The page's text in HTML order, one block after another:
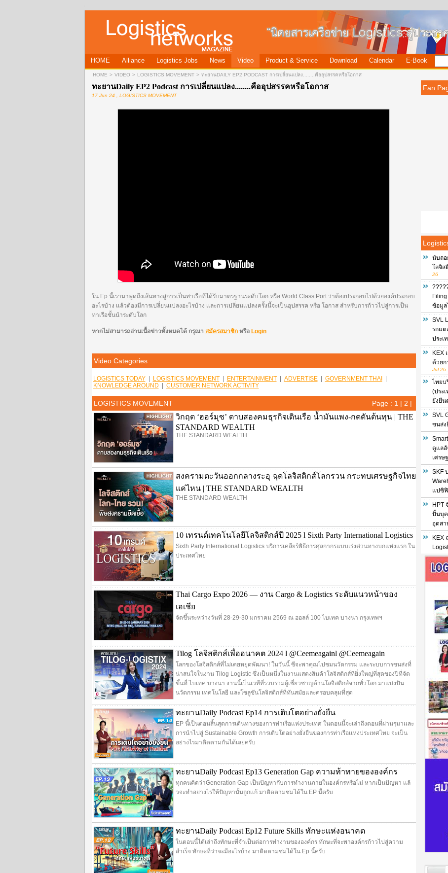
HOME Alliance Logistics Jobs News Video Product & Service Download Calendar E-Book
HOME > VIDEO > LOGISTICS MOVEMENT > ทะยานDAILY EP2 PODCAST การเปลี่ยนเเปลง........คืออุปสรรคหรือโอกาส
ทะยานDaily EP2 Podcast การเปลี่ยนเเปลง........คืออุปสรรคหรือโอกาส
17 Jun 24 , LOGISTICS MOVEMENT
ใน Ep นี้เรามาพูดถึงเส้นทางสู่การเป็นท่าเรือที่ได้รับมาตรฐานระดับโลก หรือ World Class Port ว่าต้องประกอบไปด้วยองค์ประกอบ
อะไรบ้าง เเล้วต้องมีการเปลี่ยนเเปลงอะไรบ้าง เเละการเปลี่ยนเเปลงครั้งนี้จะเป็นอุปสรรค หรือ โอกาส สำหรับการก้าวไปสู่การเป็น
ท่าเรือชั้นนำระดับโลก
หากไม่สามารถอ่านเนื้อข่าวทั้งหมดได้ กรุณา สมัครสมาชิกหรือ Login
Video Categories
LOGISTICS TODAY| LOGISTICS MOVEMENT| ENTERTAINMENT| ADVERTISE| GOVERNMENT THAI
KNOWLEDGE AROUND
CUSTOMER NETWORK ACTIVITY
LOGISTICS MOVEMENT Page : 1 | 2 |
วิกฤต ‘ฮอร์มุซ’ ดาบสองคมธุรกิจเดินเรือ น้ำมันแพง-กดดันต้นทุน | THE
STANDARD WEALTH
THE STANDARD WEALTH
สงครามตะวันออกกลางระอุ ฉุดโลจิสติกส์โลกรวน กระทบเศรษฐกิจไทย
แค่ไหน | THE STANDARD WEALTH
THE STANDARD WEALTH
10 เทรนด์เทคโนโลยีโลจิสติกส์ปี 2025 l Sixth Party International Logistics
Sixth Party International Logistics บริการเคลียร์พิธีการศุลกากรแบบเร่งด่วนทางบกแห่งแรก ใน
ประเทศไทย
Thai Cargo Expo 2026 — งาน Cargo & Logistics ระดับแนวหน้าของ
เอเชีย
จัดขึ้นระหว่างวันที่ 28-29-30 มกราคม 2569 ณ ฮอลล์ 100 ไบเทค บางนา กรุงเทพฯ
Tilog โลจิสติกส์เพื่ออนาคต 2024 l @Ceemeagainl @Ceemeagain
โลกของโลจิสติกส์ที่ไม่เคยหยุดพัฒนา! ในวันนี้ ซีจะพาคุณไปชมนวัตกรรม และระบบการขนส่งที่
น่าสนใจในงาน Tilog Logistic ซึ่งเป็นหนึ่งในงานแสดงสินค้าโลจิสติกส์ที่ยิ่งใหญ่ที่สุดของปีที่จัด
ขึ้นที่ ไบเทค บางนา งานนี้เป็นเวทีที่รวบรวมผู้เชี่ยวชาญด้านโลจิสติกส์จากทั่วโลก มาแบ่งปัน
นวัตกรรม เทคโนโลยี และโซลูชันโลจิสติกส์ที่ทันสมัยและครอบคลุมที่สุด
ทะยานDaily Podcast Ep14 การเติบโตอย่างยั่งยืน
EP นี้เป็นตอนสิ้นสุดการเดินทางของการท่าเรือเเห่งประเทศ ในตอนนี้จะเล่าถึงตอนที่ผ่านๆมาเเละ
การนำไปสู่ Sustainable Growth การเติบโตอย่างยั่งยืนของการท่าเรือเเห่งประเทศไทย จะเป็น
อย่างไรมาติดตามกันได้เลยครับ
ทะยานDaily Podcast Ep13 Generation Gap ความท้าทายขององค์กร
ทุกคนคิดว่าGeneration Gap เป็นปัญหากับการทำงานภายในองค์กรหรือไม่ หากเป็นปัญหา เเล้
วจะทำอย่างไรให้ปัญหานั้นถูกเเก้ มาติดตามชมได้ใน EP นี้ครับ
ทะยานDaily Podcast Ep12 Future Skills ทักษะเเห่งอนาคต
ในตอนนี้ได้เล่าถึงทักษะที่จำเป็นต่อการทำงานขององค์กร ทักษะที่จะพาองค์กรก้าวไปสู่ความ
สำเร็จ ทักษะที่ว่าจะมีอะไรบ้าง มาติดตามชมได้ใน Ep นี้ครับ
Fan
นับถอ
โลจิส
26
ข้อมูล
SVL
รถแต
ประเ
KEX
ด้วยก
Jul 26
ไทยบ
(ประ
ยั่งยื
SVL
ขนส่ง
ดูแลอั
เศรษ
SKF
แปซิฟิ
HPT
ปั้นบุค
อุตสา
KEX